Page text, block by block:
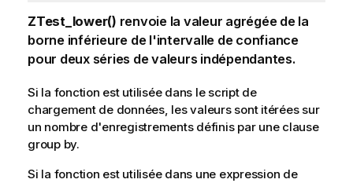
ZTest_lower() renvoie la valeur agrégée de la
borne inférieure de l'intervalle de confiance
pour deux séries de valeurs indépendantes.
Si la fonction est utilisée dans le script de
chargement de données, les valeurs sont itérées sur
un nombre d'enregistrements définis par une clause
group by.
Si la fonction est utilisée dans une expression de